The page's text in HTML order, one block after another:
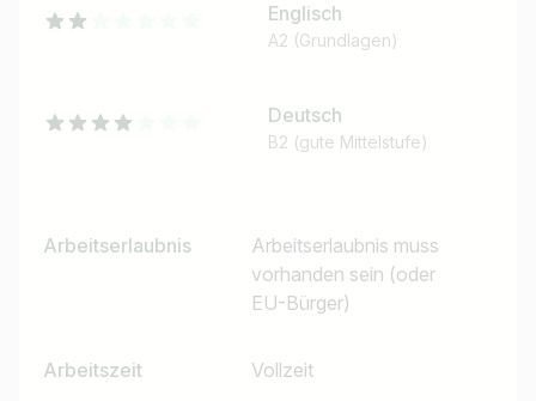
Englisch
A2 (Grundlagen)
Deutsch
B2 (gute Mittelstufe)
Arbeitserlaubnis
Arbeitserlaubnis muss
vorhanden sein (oder
EU-Bürger)
Arbeitszeit Vollzeit